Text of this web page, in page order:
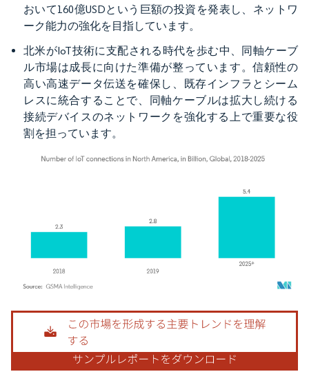
おいて160億USDという巨額の投資を発表し、ネットワ
ーク能力の強化を目指しています。
北米がIoT技術に支配される時代を歩む中、同軸ケーブ
ル市場は成長に向けた準備が整っています。信頼性の
高い高速データ伝送を確保し、既存インフラとシーム
レスに統合することで、同軸ケーブルは拡大し続ける
接続デバイスのネットワークを強化する上で重要な役
割を担っています。
画像 © Mordor Intelligence。再利用にはCC BY 4.0の表示が必要です。